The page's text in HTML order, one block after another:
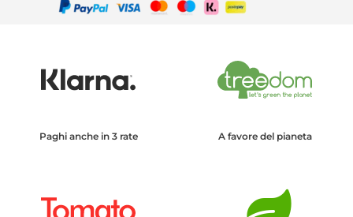
Paghi anche in 3 rate A favore del pianeta